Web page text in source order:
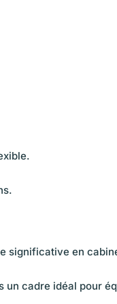
significative en
un cadre idéal pour